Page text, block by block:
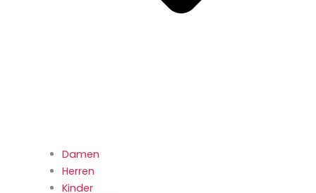
Damen
Herren
Kinder